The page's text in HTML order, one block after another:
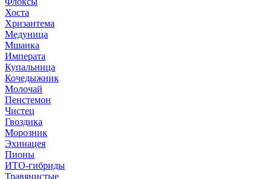
Хоста
Хризантема
Медуница
Мшанка
Императа
Купальница
Кочедыжник
Молочай
Пенстемон
Чистец
Гвоздика
Морозник
Эхинацея
Пионы
ИТО-гибриды
Травянистые